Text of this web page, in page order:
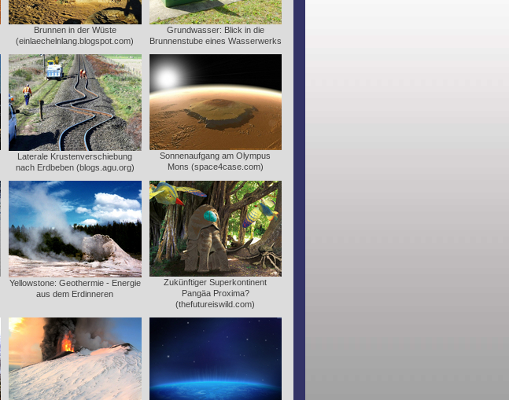
Brunnen in der Wüste
(einlaechelnlang.blogspot.com)
Grundwasser: Blick in die
Brunnenstube eines Wasserwerks
Laterale Krustenverschiebung
nach Erdbeben (blogs.agu.org)
Sonnenaufgang am Olympus
Mons (space4case.com)
Yellowstone: Geothermie - Energie
aus dem Erdinneren
Zukünftiger Superkontinent
Pangäa Proxima?
(thefutureiswild.com)